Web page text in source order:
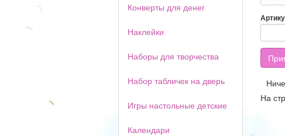
Конверты для денег
Наклейки
Наборы для творчества
Набор табличек на дверь
Игры настольные детские
Календари
На